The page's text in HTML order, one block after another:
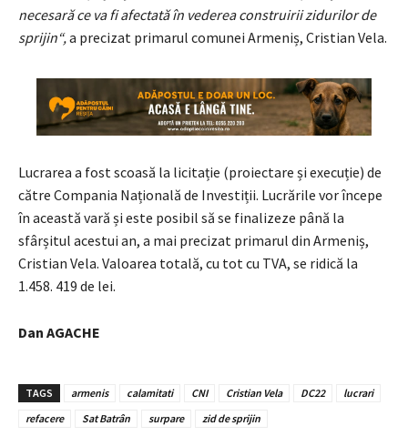
necesară ce va fi afectată în vederea construirii zidurilor de
sprijin“,a precizat primarul comunei Armeniș, Cristian Vela.
Lucrarea a fost scoasă la licitație (proiectare și execuție) de
către Compania Națională de Investiții. Lucrările vor începe
în această vară și este posibil să se finalizeze până la
sfârșitul acestui an, a mai precizat primarul din Armeniș,
Cristian Vela. Valoarea totală, cu tot cu TVA, se ridică la
1.458. 419 de lei.
Dan AGACHE
TAGS armenis calamitati CNI Cristian Vela DC22
lucrari
refacere
Sat Batrân surpare zid de sprijin